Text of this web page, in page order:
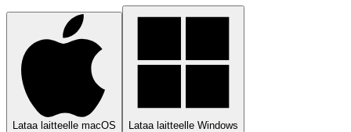
Lataa laitteelle macOS Lataa laitteelle Windows